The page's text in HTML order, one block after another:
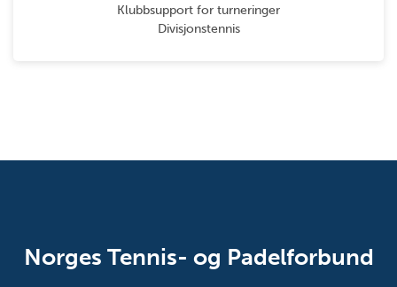
Klubbsupport for turneringer
Divisjonstennis
Norges Tennis- og Padelforbund